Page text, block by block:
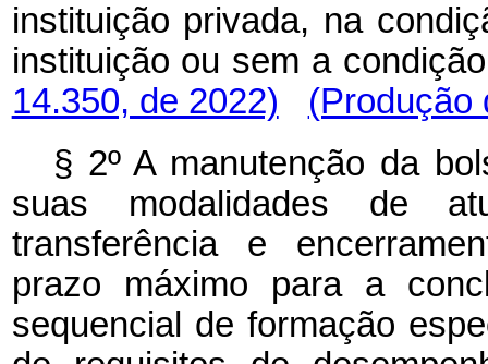
instituição privada, na
instituição ou sem a
14.350, de 2022)
(Produção
§ 2º A manutenção da
suas modalidades de
transferência e
prazo máximo para a
sequencial de formação